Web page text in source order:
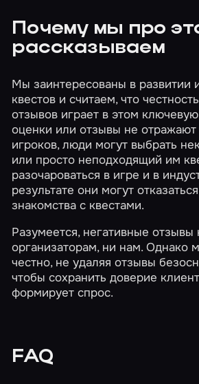
Почему мы про
рассказываем
Мы заинтересованы в развитии
квестов и считаем, что
отзывов играет в этом
оценки или отзывы не
игроков, люди могут выбрать
или просто неподходящий им
разочароваться в игре и в
результате они могут
знакомства с квестами.
Разумеется, негативные
организаторам, ни нам. Однако
честно, не удаляя отзывы
чтобы сохранить доверие
формирует спрос.
FAQ